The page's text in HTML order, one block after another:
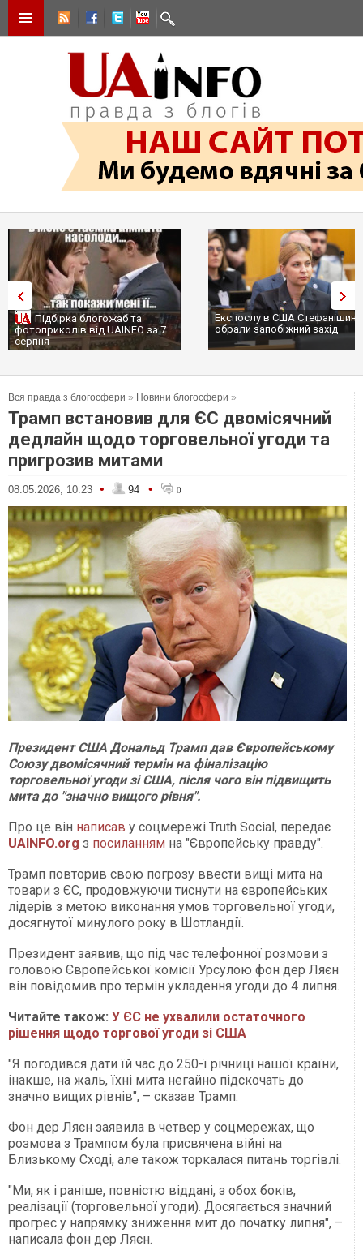
Підбірка блогожаб та
фотоприколів від UAINFO за 7
серпня
Експослу в США
обрали запобіжний захід
Вся правда з блогосфери » Новини блогосфери »
Трамп встановив для ЄС двомісячний
дедлайн щодо торговельної угоди та
пригрозив митами
08.05.2026, 10:23 • 94 • 0
Президент США Дональд Трамп дав Європейському
Союзу двомісячний термін на фіналізацію
торговельної угоди зі США, після чого він підвищить
мита до "значно вищого рівня".
Про це він написав у соцмережі Truth Social, передає
UAINFO.org з посиланням на "Європейську правду".
Трамп повторив свою погрозу ввести вищі мита на
товари з ЄС, продовжуючи тиснути на європейських
лідерів з метою виконання умов торговельної угоди,
досягнутої минулого року в Шотландії.
Президент заявив, що під час телефонної розмови з
головою Європейської комісії Урсулою фон дер Ляєн
він повідомив про термін укладення угоди до 4 липня.
Читайте також: У ЄС не ухвалили остаточного
рішення щодо торгової угоди зі США
"Я погодився дати їй час до 250-ї річниці нашої країни,
інакше, на жаль, їхні мита негайно підскочать до
значно вищих рівнів", – сказав Трамп.
Фон дер Ляєн заявила в четвер у соцмережах, що
розмова з Трампом була присвячена війні на
Близькому Сході, але також торкалася питань торгівлі.
"Ми, як і раніше, повністю віддані, з обох боків,
реалізації (торговельної угоди). Досягається значний
прогрес у напрямку зниження мит до початку липня", –
написала фон дер Ляєн.